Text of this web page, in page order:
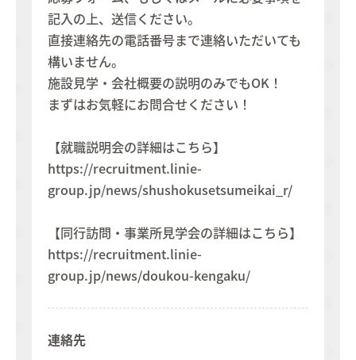
記入の上、送信ください。
直接連絡先の電話番号まで連絡いただいても
構いません。
施設見学・会社概要の説明のみでもOK！
まずはお気軽にお問合せください！
【就職説明会の詳細はこちら】
https://recruitment.linie-
group.jp/news/shushokusetsumeikai_r/
【同行訪問・事業所見学会の詳細はこちら】
https://recruitment.linie-
group.jp/news/doukou-kengaku/
連絡先